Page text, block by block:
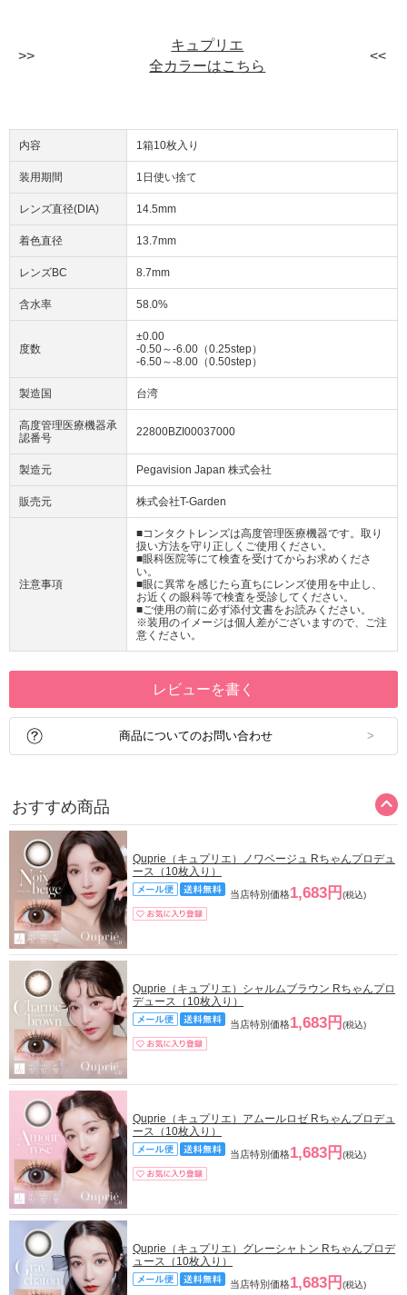
キュプリエ
全カラーはこちら
内容 1箱10枚入り
装用期間 1日使い捨て
レンズ直径(DIA) 14.5mm
着色直径 13.7mm
レンズBC 8.7mm
含水率 58.0%
度数
±0.00
-0.50～-6.00（0.25step）
-6.50～-8.00（0.50step）
製造国 台湾
高度管理医療機器承
認番号
22800BZI00037000
製造元 Pegavision Japan 株式会社
販売元 株式会社T-Garden
注意事項
■コンタクトレンズは高度管理医療機器です。取り
扱い方法を守り正しくご使用ください。
■眼科医院等にて検査を受けてからお求めくださ
い。
■眼に異常を感じたら直ちにレンズ使用を中止し、
お近くの眼科等で検査を受診してください。
■ご使用の前に必ず添付文書をお読みください。
※装用のイメージは個人差がございますので、ご注
意ください。
レビューを書く
商品についてのお問い合わせ
おすすめ商品
Quprie（キュプリエ）ノワベージュ Rちゃんプロデュ
ース（10枚入り）
当店特別価格1,683円 (税込)
Quprie（キュプリエ）シャルムブラウン Rちゃんプロ
デュース（10枚入り）
当店特別価格1,683円 (税込)
Quprie（キュプリエ）アムールロゼ Rちゃんプロデュ
ース（10枚入り）
当店特別価格1,683円 (税込)
Quprie（キュプリエ）グレーシャトン Rちゃんプロデ
ュース（10枚入り）
当店特別価格1,683円 (税込)